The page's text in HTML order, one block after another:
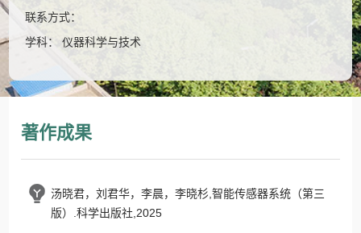
联系方式：
学科： 仪器科学与技术
著作成果
汤晓君，刘君华，李晨，李晓杉,智能传感器系统（第三
版）.科学出版社,2025